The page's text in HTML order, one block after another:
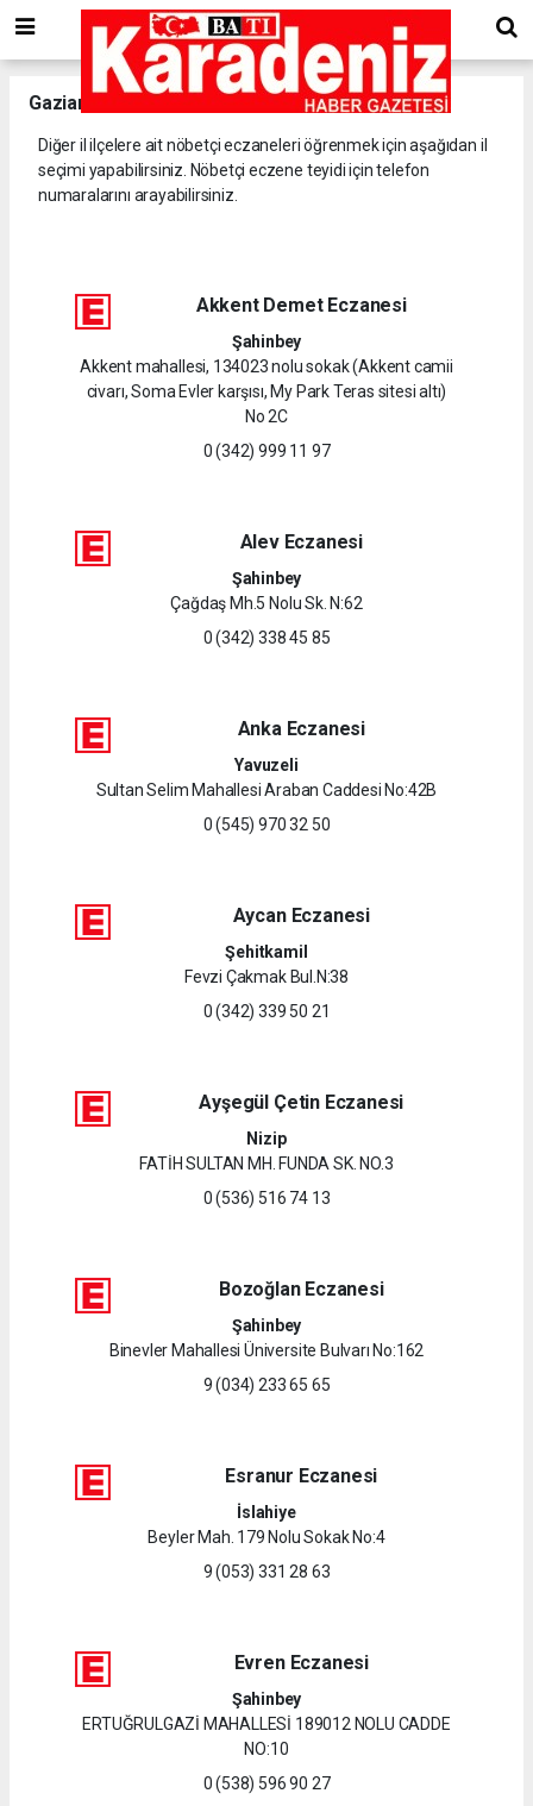
Gaziantep il ve ilçelerine ait nöbetçi eczaneler.
Diğer il ilçelere ait nöbetçi eczaneleri öğrenmek için aşağıdan il
seçimi yapabilirsiniz. Nöbetçi eczene teyidi için telefon
numaralarını arayabilirsiniz.
Akkent Demet Eczanesi
Şahinbey
Akkent mahallesi, 134023 nolu sokak (Akkent camii
civarı, Soma Evler karşısı, My Park Teras sitesi altı)
No 2C
0 (342) 999 11 97
Alev Eczanesi
Şahinbey
Çağdaş Mh.5 Nolu Sk. N:62
0 (342) 338 45 85
Anka Eczanesi
Yavuzeli
Sultan Selim Mahallesi Araban Caddesi No:42B
0 (545) 970 32 50
Aycan Eczanesi
Şehitkamil
Fevzi Çakmak Bul.N:38
0 (342) 339 50 21
Ayşegül Çetin Eczanesi
Nizip
FATİH SULTAN MH. FUNDA SK. NO.3
0 (536) 516 74 13
Bozoğlan Eczanesi
Şahinbey
Binevler Mahallesi Üniversite Bulvarı No:162
9 (034) 233 65 65
Esranur Eczanesi
İslahiye
Beyler Mah. 179 Nolu Sokak No:4
9 (053) 331 28 63
Evren Eczanesi
Şahinbey
ERTUĞRULGAZİ MAHALLESİ 189012 NOLU CADDE
NO:10
0 (538) 596 90 27